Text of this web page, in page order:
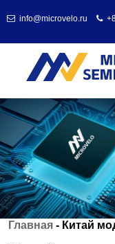
info@microvelo.ru
Главная - Китай